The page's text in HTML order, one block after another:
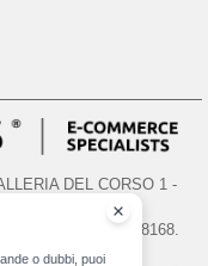
DEL CORSO 1 -
number MI-2608168.
qui o dubbi, puoi